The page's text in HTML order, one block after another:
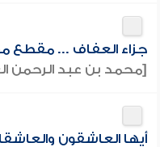
جزاء العفاف ... مقطع
[محمد بن عبد الرحمن
أيها العاشقون